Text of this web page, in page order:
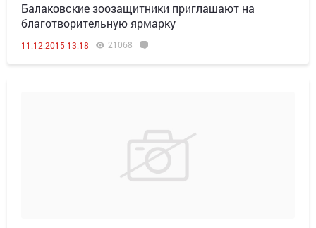
Балаковские зоозащитники приглашают на
благотворительную ярмарку
11.12.2015 13:18 21068